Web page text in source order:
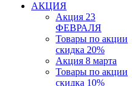
АКЦИЯ
Акция 23
ФЕВРАЛЯ
Товары по акции
скидка 20%
Акция 8 марта
Товары по акции
скидка 10%